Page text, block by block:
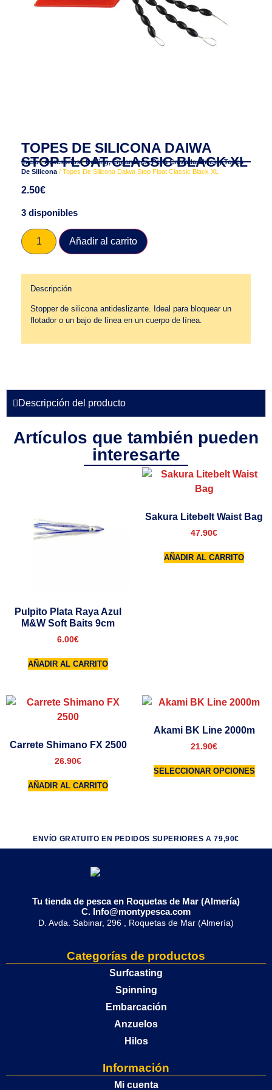
TOPES DE SILICONA DAIWA
STOP FLOAT CLASSIC BLACK XL
Inicio/Accesorios/Rolling, Enganches, Perla Cruzada, Urfes y Topes
De Silicona / Topes De Silicona Daiwa Stop Float Classic Black XL
2.50€
3 disponibles
Añadir al carrito
Descripción
Stopper de silicona antideslizante. Ideal para bloquear un
flotador o un bajo de línea en un cuerpo de línea.
Descripción del producto
Artículos que también pueden
interesarte
Pulpito Plata Raya Azul
M&W Soft Baits 9cm
6.00€
AÑADIR AL CARRITO
Sakura Litebelt Waist Bag
47.90€
AÑADIR AL CARRITO
Carrete Shimano FX 2500
26.90€
AÑADIR AL CARRITO
Akami BK Line 2000m
21.90€
SELECCIONAR OPCIONES
ENVÍO GRATUITO EN PEDIDOS SUPERIORES A 79,90€
Tu tienda de pesca en Roquetas de Mar (Almería)
C. Info@montypesca.com
D. Avda. Sabinar, 296 , Roquetas de Mar (Almería)
Categorías de productos
Surfcasting
Spinning
Embarcación
Anzuelos
Hilos
Información
Mi cuenta